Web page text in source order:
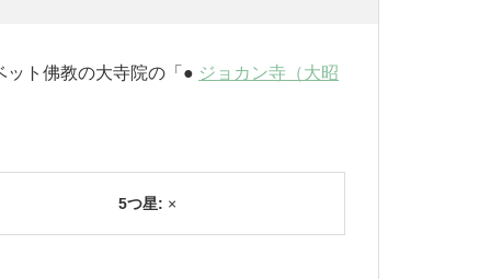
ット佛教の大寺院の「● ジョカン寺（大昭
5つ星: ×